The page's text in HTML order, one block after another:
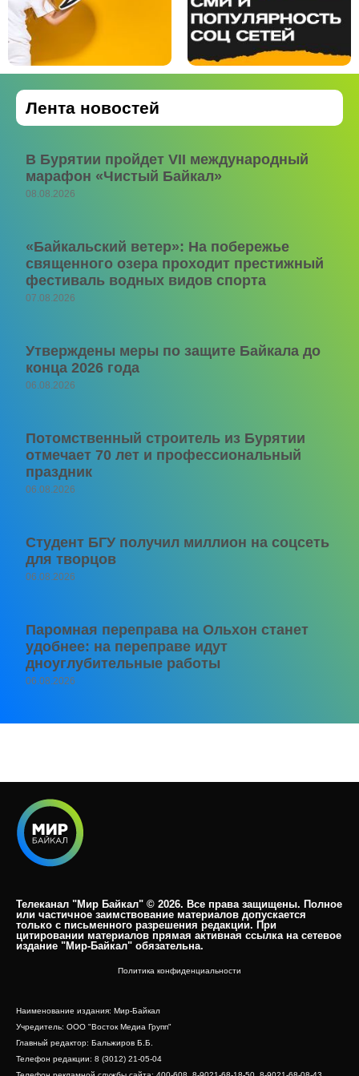
Лента новостей
В Бурятии пройдет VII международный
марафон «Чистый Байкал»
08.08.2026
«Байкальский ветер»: На побережье
священного озера проходит престижный
фестиваль водных видов спорта
07.08.2026
Утверждены меры по защите Байкала до
конца 2026 года
06.08.2026
Потомственный строитель из Бурятии
отмечает 70 лет и профессиональный
праздник
06.08.2026
Студент БГУ получил миллион на соцсеть
для творцов
06.08.2026
Паромная переправа на Ольхон станет
удобнее: на переправе идут
дноуглубительные работы
06.08.2026
Телеканал "Мир Байкал" © 2026. Все права защищены. Полное
или частичное заимствование материалов допускается
только с письменного разрешения редакции. При
цитировании материалов прямая активная ссылка на сетевое
издание "Мир-Байкал" обязательна.​
Политика конфиденциальности
Наименование издания: Мир-Байкал
Учредитель: ООО "Восток Медиа Групп"
Главный редактор: Бальжиров Б.Б.
Телефон редакции: 8 (3012) 21-05-04